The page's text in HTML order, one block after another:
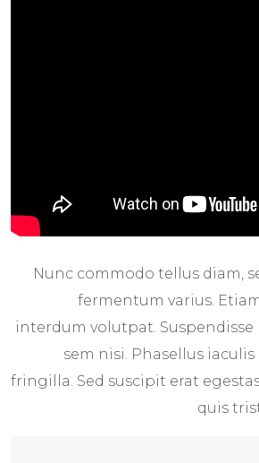
Nunc commodo tellus diam,
fermentum varius.
interdum volutpat.
sem nisi. Phasellus
fringilla. Sed suscipit erat
quis